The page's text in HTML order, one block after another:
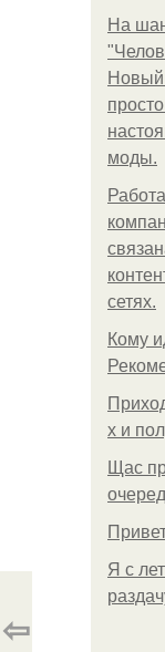
На
Новый
моды.
сетях.
Кому
х и
Щас
Я с
⇦